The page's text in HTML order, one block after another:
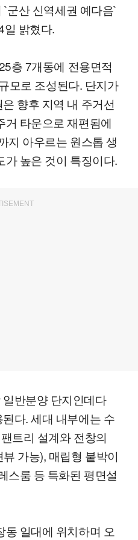
군산 신역세권 예다음`
일 밝혔다.
층 7개동에 전용면적
모로 조성된다. 단지가
향후 지역 내 주거선
거 타운으로 재편됨에
지 아우르는 원스톱 생
가 높은 것이 특징이다.
반분양 단지인데다
다. 세대 내부에는 수
트리 설계와 전창의
가능), 매립형 붙박이
스룸 등 특화된 평면설
동 일대에 위치하며 오